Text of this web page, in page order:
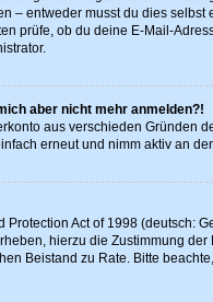
– entweder musst du dies
prüfe, ob du deine E-Mail-
aber nicht mehr anmelden?!
aus verschieden Gründen
erneut und nimm aktiv an
Act of 1998 (deutsch:
hierzu die Zustimmung
Beistand zu Rate. Bitte